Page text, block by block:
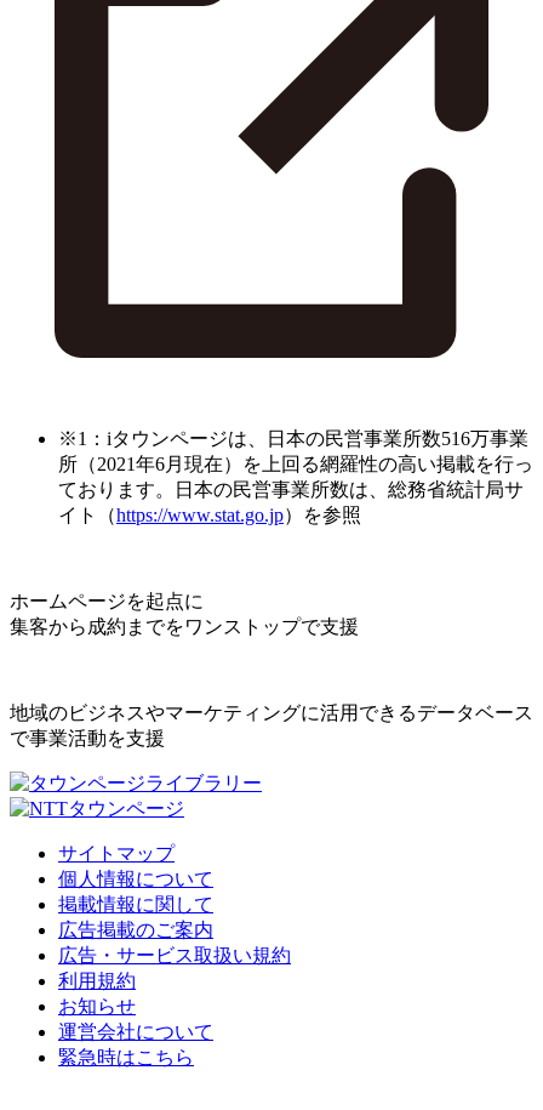
※1：iタウンページは、日本の民営事業所数516万事業
所（2021年6月現在）を上回る網羅性の高い掲載を行っ
ております。日本の民営事業所数は、総務省統計局サ
イト（https://www.stat.go.jp）を参照
ホームページを起点に
集客から成約までをワンストップで支援
地域のビジネスやマーケティングに活用できるデータベース
で事業活動を支援
サイトマップ
個人情報について
掲載情報に関して
広告掲載のご案内
広告・サービス取扱い規約
利用規約
お知らせ
運営会社について
緊急時はこちら